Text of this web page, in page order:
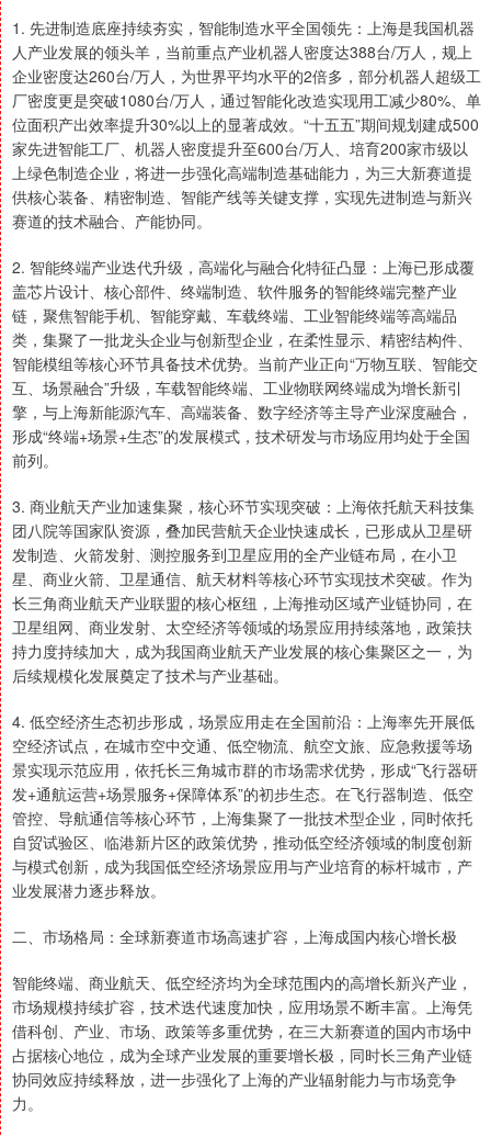
1. 先进制造底座持续夯实，智能制造水平全国领先：上海是我国机器
人产业发展的领头羊，当前重点产业机器人密度达388台/万人，规上
企业密度达260台/万人，为世界平均水平的2倍多，部分机器人超级工
厂密度更是突破1080台/万人，通过智能化改造实现用工减少80%、单
位面积产出效率提升30%以上的显著成效。“十五五”期间规划建成500
家先进智能工厂、机器人密度提升至600台/万人、培育200家市级以
上绿色制造企业，将进一步强化高端制造基础能力，为三大新赛道提
供核心装备、精密制造、智能产线等关键支撑，实现先进制造与新兴
赛道的技术融合、产能协同。
2. 智能终端产业迭代升级，高端化与融合化特征凸显：上海已形成覆
盖芯片设计、核心部件、终端制造、软件服务的智能终端完整产业
链，聚焦智能手机、智能穿戴、车载终端、工业智能终端等高端品
类，集聚了一批龙头企业与创新型企业，在柔性显示、精密结构件、
智能模组等核心环节具备技术优势。当前产业正向“万物互联、智能交
互、场景融合”升级，车载智能终端、工业物联网终端成为增长新引
擎，与上海新能源汽车、高端装备、数字经济等主导产业深度融合，
形成“终端+场景+生态”的发展模式，技术研发与市场应用均处于全国
前列。
3. 商业航天产业加速集聚，核心环节实现突破：上海依托航天科技集
团八院等国家队资源，叠加民营航天企业快速成长，已形成从卫星研
发制造、火箭发射、测控服务到卫星应用的全产业链布局，在小卫
星、商业火箭、卫星通信、航天材料等核心环节实现技术突破。作为
长三角商业航天产业联盟的核心枢纽，上海推动区域产业链协同，在
卫星组网、商业发射、太空经济等领域的场景应用持续落地，政策扶
持力度持续加大，成为我国商业航天产业发展的核心集聚区之一，为
后续规模化发展奠定了技术与产业基础。
4. 低空经济生态初步形成，场景应用走在全国前沿：上海率先开展低
空经济试点，在城市空中交通、低空物流、航空文旅、应急救援等场
景实现示范应用，依托长三角城市群的市场需求优势，形成“飞行器研
发+通航运营+场景服务+保障体系”的初步生态。在飞行器制造、低空
管控、导航通信等核心环节，上海集聚了一批技术型企业，同时依托
自贸试验区、临港新片区的政策优势，推动低空经济领域的制度创新
与模式创新，成为我国低空经济场景应用与产业培育的标杆城市，产
业发展潜力逐步释放。
二、市场格局：全球新赛道市场高速扩容，上海成国内核心增长极
智能终端、商业航天、低空经济均为全球范围内的高增长新兴产业，
市场规模持续扩容，技术迭代速度加快，应用场景不断丰富。上海凭
借科创、产业、市场、政策等多重优势，在三大新赛道的国内市场中
占据核心地位，成为全球产业发展的重要增长极，同时长三角产业链
协同效应持续释放，进一步强化了上海的产业辐射能力与市场竞争
力。